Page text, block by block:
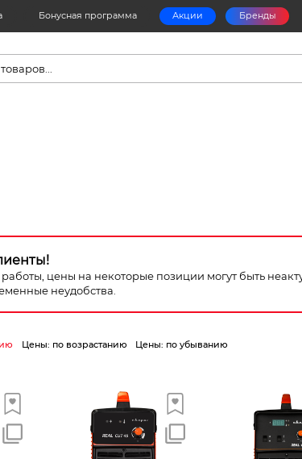
Бонусная программа Акции Бренды
работы, цены на некоторые позиции могут быть
неудобства.
Цены: по возрастанию Цены: по убыванию